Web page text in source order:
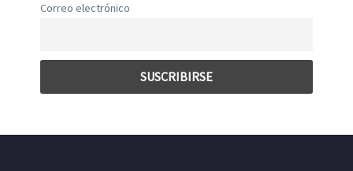
Correo electrónico